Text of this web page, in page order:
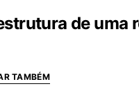
de uma
TAMBÉM